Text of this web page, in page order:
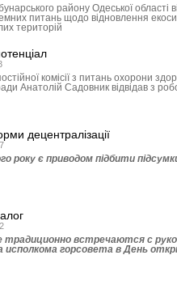
району Одеської області
питань щодо відновлення
територій
комісії з питань охорони
Анатолій Садовник відвідав з
децентралізації
року є приводом підбити
традиционно встречаются с
исполкома горсовета в День